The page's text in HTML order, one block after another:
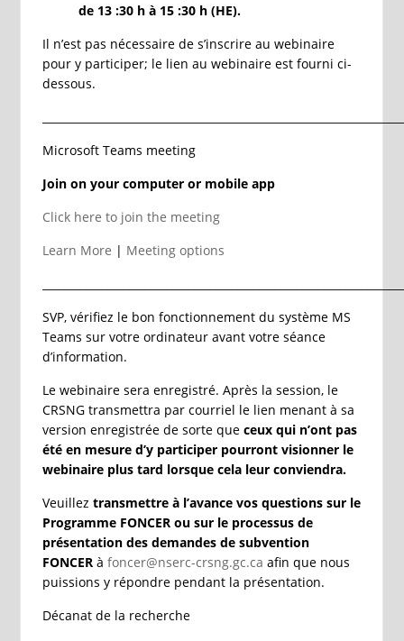
de 13 :30 h à 15 :30 h (HE).
Il n’est pas nécessaire de s’inscrire au webinaire
pour y participer; le lien au webinaire est fourni ci-
dessous.
Microsoft Teams meeting
Join on your computer or mobile app
Click here to join the meeting
Learn More | Meeting options
SVP, vérifiez le bon fonctionnement du système MS
Teams sur votre ordinateur avant votre séance
d’information.
Le webinaire sera enregistré. Après la session, le
CRSNG transmettra par courriel le lien menant à sa
version enregistrée de sorte que ceux qui n’ont pas
été en mesure d’y participer pourront visionner le
webinaire plus tard lorsque cela leur conviendra.
Veuillez transmettre à l’avance vos questions sur le
Programme FONCER ou sur le processus de
présentation des demandes de subvention
FONCERà foncer@nserc-crsng.gc.ca afin que nous
puissions y répondre pendant la présentation.
Décanat de la recherche